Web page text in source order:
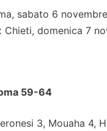
sabato 6
domenica 7
59-64
3, Mouaha 4,